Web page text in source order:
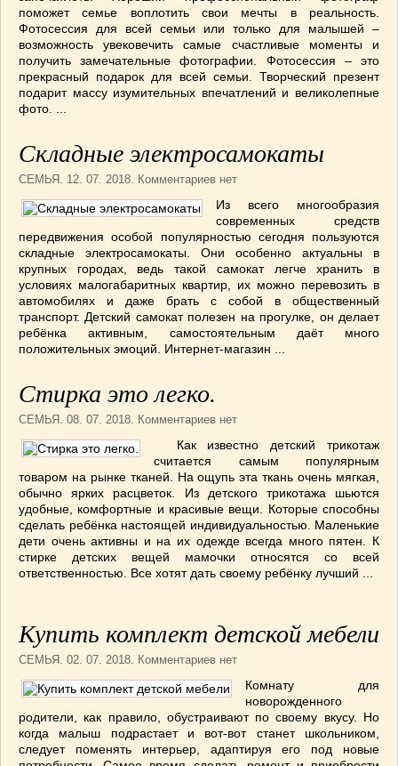
поможет семье воплотить свои мечты в реальность.
Фотосессия для всей семьи или только для малышей –
возможность увековечить самые счастливые моменты и
получить замечательные фотографии. Фотосессия – это
прекрасный подарок для всей семьи. Творческий презент
подарит массу изумительных впечатлений и великолепные
фото. ...
Складные электросамокаты
СЕМЬЯ . 12. 07. 2018. Комментариев нет
Из всего многообразия
современных средств
передвижения особой популярностью сегодня пользуются
складные электросамокаты. Они особенно актуальны в
крупных городах, ведь такой самокат легче хранить в
условиях малогабаритных квартир, их можно перевозить в
автомобилях и даже брать с собой в общественный
транспорт. Детский самокат полезен на прогулке, он делает
ребёнка активным, самостоятельным даёт много
положительных эмоций. Интернет-магазин ...
Стирка это легко.
СЕМЬЯ . 08. 07. 2018. Комментариев нет
Как известно детский трикотаж
считается самым популярным
товаром на рынке тканей. На ощупь эта ткань очень мягкая,
обычно ярких расцветок. Из детского трикотажа шьются
удобные, комфортные и красивые вещи. Которые способны
сделать ребёнка настоящей индивидуальностью. Маленькие
дети очень активны и на их одежде всегда много пятен. К
стирке детских вещей мамочки относятся со всей
ответственностью. Все хотят дать своему ребёнку лучший ...
Купить комплект детской мебели
СЕМЬЯ . 02. 07. 2018. Комментариев нет
Комнату для
новорожденного
родители, как правило, обустраивают по своему вкусу. Но
когда малыш подрастает и вот-вот станет школьником,
следует поменять интерьер, адаптируя его под новые